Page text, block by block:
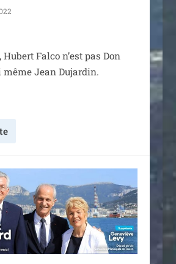
Falco n’est pas Don
même Jean Dujardin.